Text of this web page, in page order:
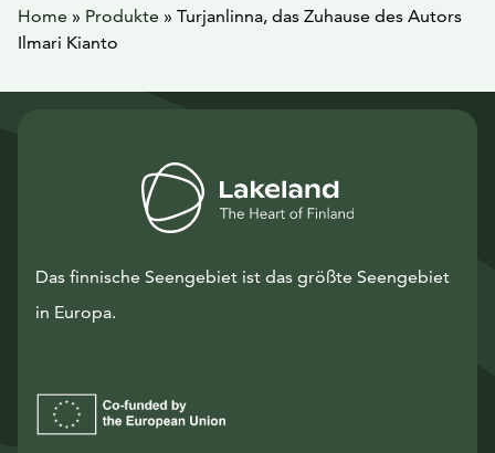
Home » Produkte » Turjanlinna, das Zuhause des Autors
Ilmari Kianto
Das finnische Seengebiet ist das größte Seengebiet
in Europa.